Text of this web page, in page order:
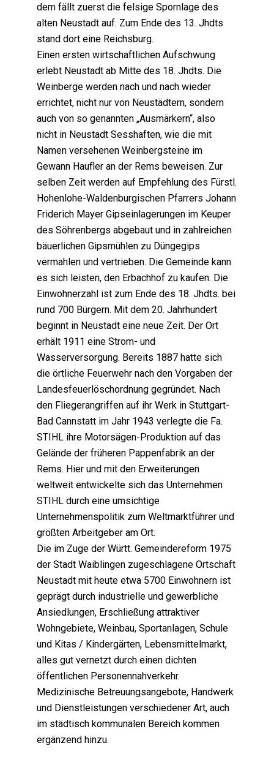
dem fällt zuerst die felsige Spornlage des
alten Neustadt auf. Zum Ende des 13. Jhdts
stand dort eine Reichsburg.
Einen ersten wirtschaftlichen Aufschwung
erlebt Neustadt ab Mitte des 18. Jhdts. Die
Weinberge werden nach und nach wieder
errichtet, nicht nur von Neustädtern, sondern
auch von so genannten „Ausmärkern“, also
nicht in Neustadt Sesshaften, wie die mit
Namen versehenen Weinbergsteine im
Gewann Haufler an der Rems beweisen. Zur
selben Zeit werden auf Empfehlung des Fürstl.
Hohenlohe-Waldenburgischen Pfarrers Johann
Friderich Mayer Gipseinlagerungen im Keuper
des Söhrenbergs abgebaut und in zahlreichen
bäuerlichen Gipsmühlen zu Düngegips
vermahlen und vertrieben. Die Gemeinde kann
es sich leisten, den Erbachhof zu kaufen. Die
Einwohnerzahl ist zum Ende des 18. Jhdts. bei
rund 700 Bürgern. Mit dem 20. Jahrhundert
beginnt in Neustadt eine neue Zeit. Der Ort
erhält 1911 eine Strom- und
Wasserversorgung. Bereits 1887 hatte sich
die örtliche Feuerwehr nach den Vorgaben der
Landesfeuerlöschordnung gegründet. Nach
den Fliegerangriffen auf ihr Werk in Stuttgart-
Bad Cannstatt im Jahr 1943 verlegte die Fa.
STIHL ihre Motorsägen-Produktion auf das
Gelände der früheren Pappenfabrik an der
Rems. Hier und mit den Erweiterungen
weltweit entwickelte sich das Unternehmen
STIHL durch eine umsichtige
Unternehmenspolitik zum Weltmarktführer und
größten Arbeitgeber am Ort.
Die im Zuge der Württ. Gemeindereform 1975
der Stadt Waiblingen zugeschlagene Ortschaft
Neustadt mit heute etwa 5700 Einwohnern ist
geprägt durch industrielle und gewerbliche
Ansiedlungen, Erschließung attraktiver
Wohngebiete, Weinbau, Sportanlagen, Schule
und Kitas / Kindergärten, Lebensmittelmarkt,
alles gut vernetzt durch einen dichten
öffentlichen Personennahverkehr.
Medizinische Betreuungsangebote, Handwerk
und Dienstleistungen verschiedener Art, auch
im städtisch kommunalen Bereich kommen
ergänzend hinzu.